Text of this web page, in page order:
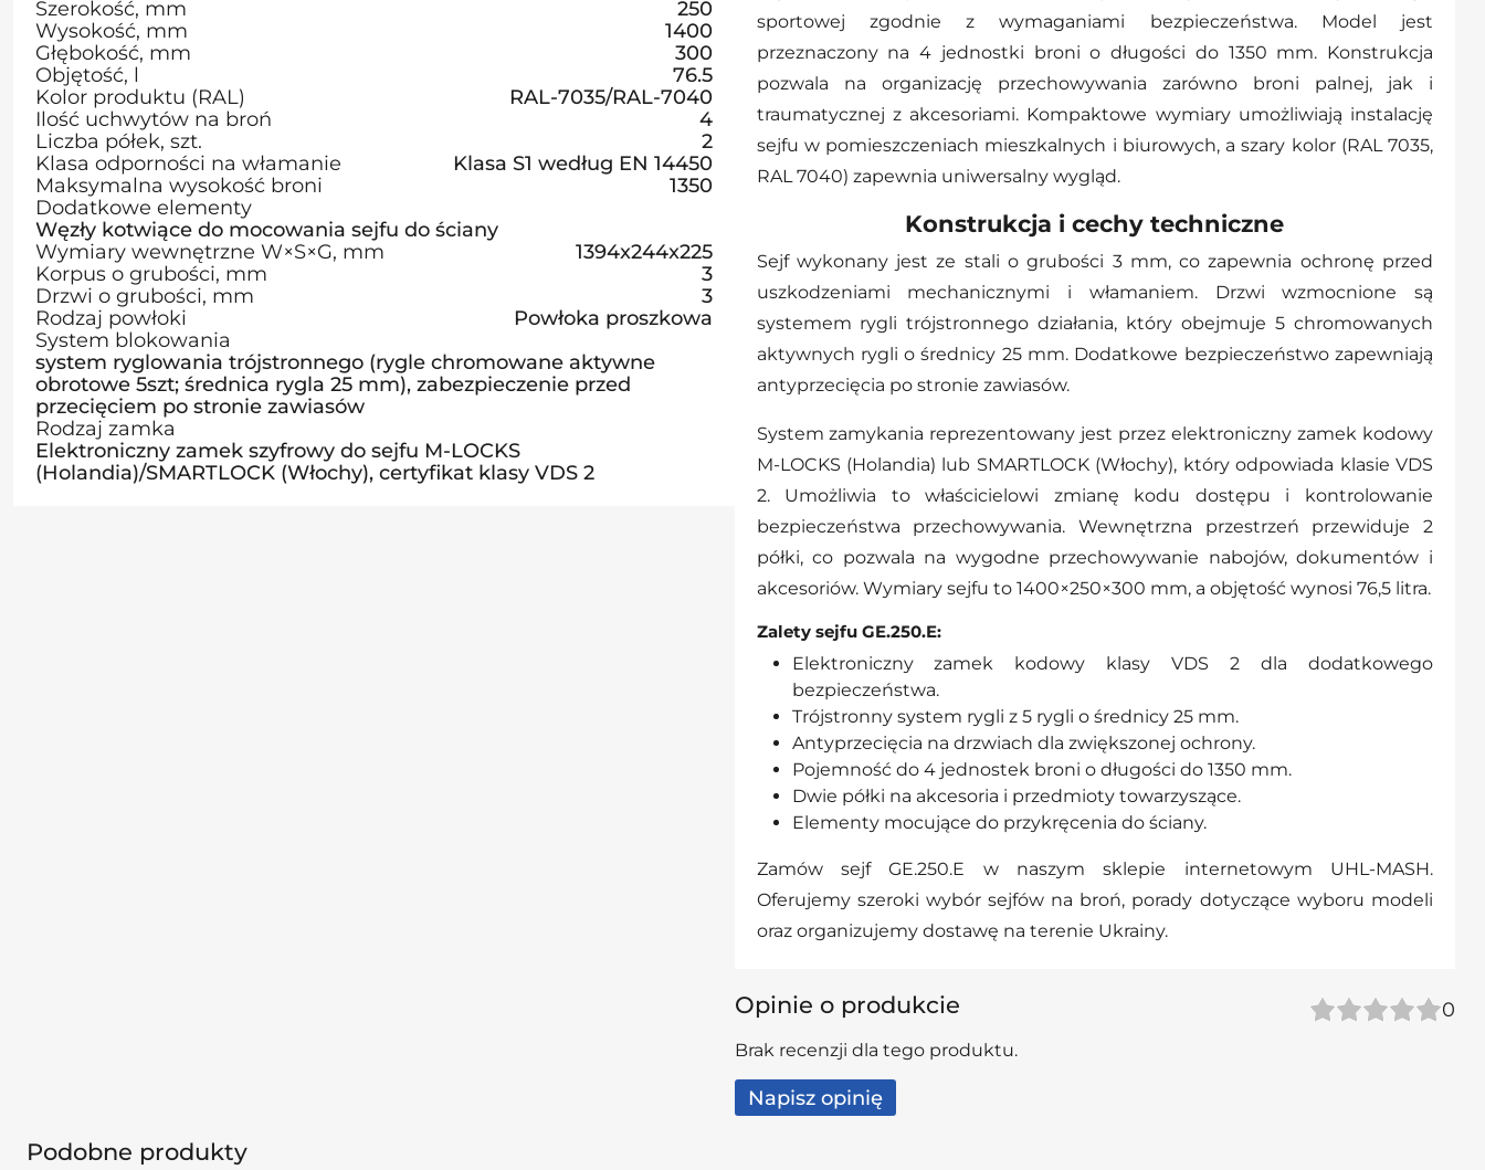
Szerokość, mm
250
Wysokość, mm
1400
Głębokość, mm
300
Objętość, l
76.5
Kolor produktu (RAL)
RAL-7035/RAL-7040
Ilość uchwytów na broń
4
Liczba półek, szt.
2
Klasa odporności na włamanie
Klasa S1 według EN 14450
Maksymalna wysokość broni
1350
Dodatkowe elementy
Węzły kotwiące do mocowania sejfu do ściany
Wymiary wewnętrzne W×S×G, mm
1394x244x225
Korpus o grubości, mm
3
Drzwi o grubości, mm
3
Rodzaj powłoki
Powłoka proszkowa
System blokowania
system ryglowania trójstronnego (rygle chromowane aktywne
obrotowe 5szt; średnica rygla 25 mm), zabezpieczenie przed
przecięciem po stronie zawiasów
Rodzaj zamka
Elektroniczny zamek szyfrowy do sejfu M-LOCKS
(Holandia)/SMARTLOCK (Włochy), certyfikat klasy VDS 2
sportowej zgodnie z wymaganiami bezpieczeństwa. Model jest
przeznaczony na 4 jednostki broni o długości do 1350 mm. Konstrukcja
pozwala na organizację przechowywania zarówno broni palnej, jak i
traumatycznej z akcesoriami. Kompaktowe wymiary umożliwiają instalację
sejfu w pomieszczeniach mieszkalnych i biurowych, a szary kolor (RAL 7035,
RAL 7040) zapewnia uniwersalny wygląd.
Konstrukcja i cechy techniczne
Sejf wykonany jest ze stali o grubości 3 mm, co zapewnia ochronę przed
uszkodzeniami mechanicznymi i włamaniem. Drzwi wzmocnione są
systemem rygli trójstronnego działania, który obejmuje 5 chromowanych
aktywnych rygli o średnicy 25 mm. Dodatkowe bezpieczeństwo zapewniają
antyprzecięcia po stronie zawiasów.
System zamykania reprezentowany jest przez elektroniczny zamek kodowy
M-LOCKS (Holandia) lub SMARTLOCK (Włochy), który odpowiada klasie VDS
2. Umożliwia to właścicielowi zmianę kodu dostępu i kontrolowanie
bezpieczeństwa przechowywania. Wewnętrzna przestrzeń przewiduje 2
półki, co pozwala na wygodne przechowywanie nabojów, dokumentów i
akcesoriów. Wymiary sejfu to 1400×250×300 mm, a objętość wynosi 76,5 litra.
Zalety sejfu GE.250.E:
Elektroniczny zamek kodowy klasy VDS 2 dla dodatkowego
bezpieczeństwa.
Trójstronny system rygli z 5 rygli o średnicy 25 mm.
Antyprzecięcia na drzwiach dla zwiększonej ochrony.
Pojemność do 4 jednostek broni o długości do 1350 mm.
Dwie półki na akcesoria i przedmioty towarzyszące.
Elementy mocujące do przykręcenia do ściany.
Zamów sejf GE.250.E w naszym sklepie internetowym UHL-MASH.
Oferujemy szeroki wybór sejfów na broń, porady dotyczące wyboru modeli
oraz organizujemy dostawę na terenie Ukrainy.
Opinie o produkcie 0
Brak recenzji dla tego produktu.
Napisz opinię
Podobne produkty